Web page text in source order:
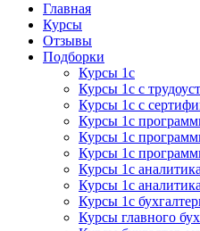
Курсы 1С
Курсы 1С официальная
Главная
Курсы
Отзывы
Подборки
Курсы 1с
Курсы 1с с
Курсы 1с с
Курсы 1с
Курсы 1с
Курсы 1с
Курсы 1с аналитика
Курсы 1с
Курсы 1с
Курсы главного